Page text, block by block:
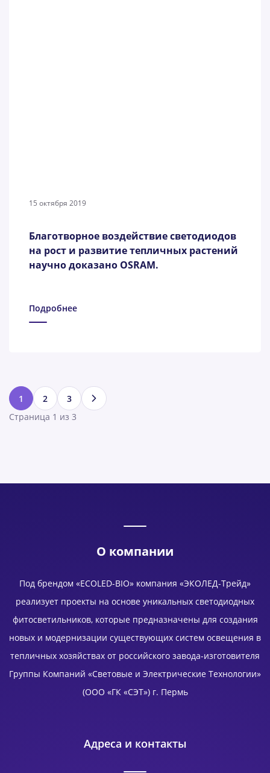
15 октября 2019
Благотворное воздействие светодиодов
на рост и развитие тепличных растений
научно доказано OSRAM.
Подробнее
1 2
3
Страница 1 из 3
О компании
Под брендом «ECOLED-BIO» компания «ЭКОЛЕД-Трейд»
реализует проекты на основе уникальных светодиодных
фитосветильников, которые предназначены для создания
новых и модернизации существующих систем освещения в
тепличных хозяйствах от российского завода-изготовителя
Группы Компаний «Световые и Электрические Технологии»
(ООО «ГК «СЭТ») г. Пермь
Адреса и контакты